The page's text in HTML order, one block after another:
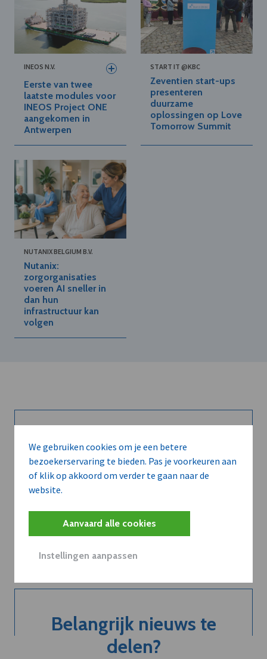
We gebruiken cookies om je een betere
bezoekerservaring te bieden. Pas je voorkeuren aan
of klik op akkoord om verder te gaan naar de
website.
Aanvaard alle cookies
Instellingen aanpassen
INEOS N.V.
Eerste van twee
laatste modules voor
INEOS Project ONE
aangekomen in
Antwerpen
START IT @KBC
Zeventien start-ups
presenteren
duurzame
oplossingen op Love
Tomorrow Summit
NUTANIX BELGIUM B.V.
Nutanix:
zorgorganisaties
voeren AI sneller in
dan hun
infrastructuur kan
volgen
Kort de voordelen
van een
Neem dVO Leads
Belangrijk nieuws te
delen?